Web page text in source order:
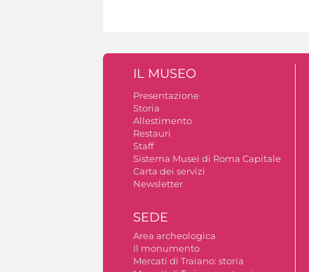
IL MUSEO
Presentazione
Storia
Allestimento
Restauri
Staff
Sistema Musei di Roma Capitale
Carta dei servizi
Newsletter
SEDE
Area archeologica
Il monumento
Mercati di Traiano: storia